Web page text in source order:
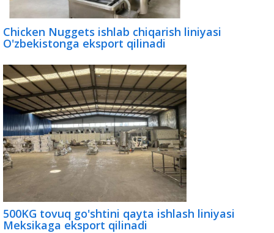
Chicken Nuggets ishlab chiqarish liniyasi
O'zbekistonga eksport qilinadi
500KG tovuq go'shtini qayta ishlash liniyasi
Meksikaga eksport qilinadi